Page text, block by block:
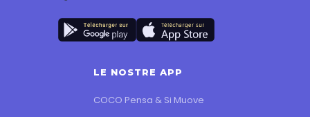
LE NOSTRE APP
COCO Pensa & Si Muove